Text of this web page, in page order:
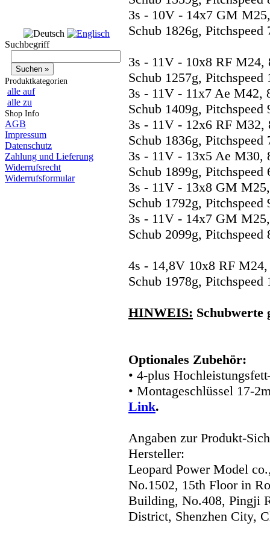
Suchbegriff
Produktkategorien
alle auf
alle zu
Shop Info
AGB
Impressum
Datenschutz
Zahlung und Lieferung
Widerrufsrecht
Widerrufsformular
3s - 10V - 14x7 GM
Schub 1826g,
3s - 11V - 10x8 RF M24,
Schub 1257g,
3s - 11V - 11x7 Ae M42,
Schub 1409g,
3s - 11V - 12x6 RF M32,
Schub 1836g,
3s - 11V - 13x5 Ae M30,
Schub 1899g,
3s - 11V - 13x8 GM
Schub 1792g,
3s - 11V - 14x7 GM
Schub 2099g,
4s - 14,8V 10x8 RF
Schub 1978g,
HINWEIS: Schubwerte
Optionales Zubehör:
• 4-plus
• Montageschlüssel 17-
Link.
Angaben zur Produkt-
Hersteller:
Leopard Power Model
No.1502, 15th Floor in
Building, No.408, Pingji
District, Shenzhen City,